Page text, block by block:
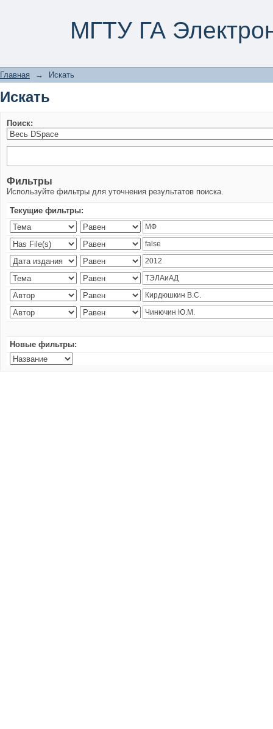
МГТУ ГА
Главная → Искать
Искать
Поиск:
Фильтры
Используйте фильтры для уточнения результатов поиска.
Текущие фильтры:
Новые фильтры: